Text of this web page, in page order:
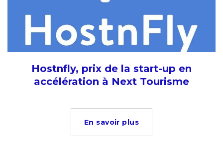
Hostnfly, prix de la start-up en
accélération à Next Tourisme
En savoir plus